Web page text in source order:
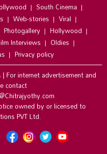
South Cinema
Web-stories
Viral
Photogallery
Hollywood
Interviews
Oldies
Privacy policy
|For internet advertisement and
contact
owned by or licensed to
PVT Ltd.